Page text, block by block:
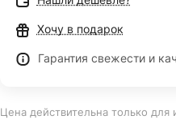
Хочу в подарок
Гарантия свежести и
Цена действительна только для